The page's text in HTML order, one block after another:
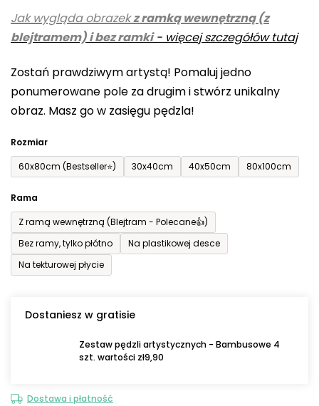
Jak wygląda obrazekz ramką wewnętrzną (z
blejtramem) i bez ramki- więcej szczegółów tutaj
Zostań prawdziwym artystą! Pomaluj jedno
ponumerowane pole za drugim i stwórz unikalny
obraz. Masz go w zasięgu pędzla!
Rozmiar
60x80cm (Bestseller⭐)
30x40cm 40x50cm 80x100cm
Rama
Z ramą wewnętrzną (Blejtram - Polecane👍)
Bez ramy, tylko płótno
Na plastikowej desce
Na tekturowej płycie
Dostaniesz w gratisie
Zestaw pędzli artystycznych - Bambusowe 4
szt. wartości zł9,90
Dostawa i płatność
produktu
wynosi
na
5
gwiazdek.